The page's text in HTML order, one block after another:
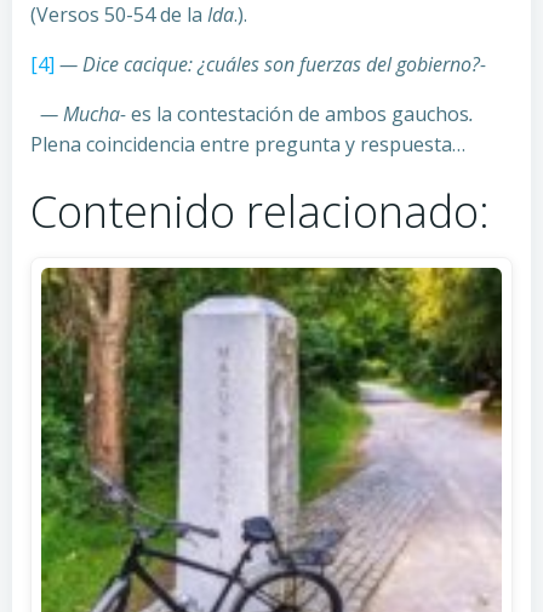
(Versos 50-54 de la Ida.).
[4] — Dice cacique: ¿cuáles son fuerzas del gobierno?-
— Mucha-es la contestación de ambos gauchos.
Plena coincidencia entre pregunta y respuesta…
Contenido relacionado: